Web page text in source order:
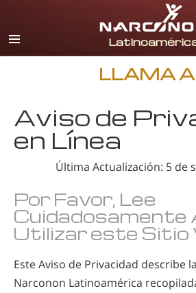
Inglés
Alemán
Todas
LLAMA
Aviso de
en Línea
Última Actualización: 5 de
Por Favor, Lee
Cuidadosamente
Utilizar este Sitio
Este Aviso de Privacidad describe
Narconon Latinoamérica